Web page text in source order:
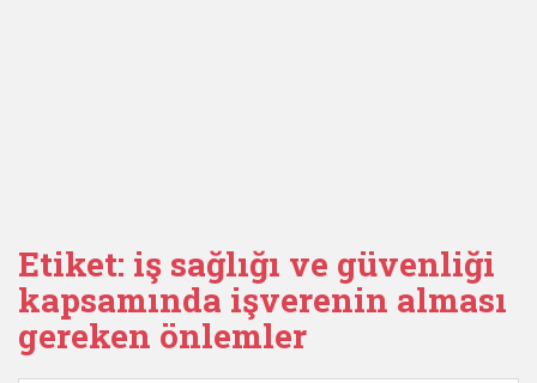
Etiket: iş sağlığı ve güvenliği
kapsamında işverenin alması
gereken önlemler